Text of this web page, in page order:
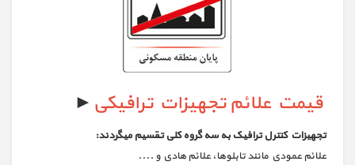
قیمت علائم تجهیزات ترافیکی ►
تجهیزات کنترل ترافیک به سه گروه کلی تقسیم میگردند:
علائم عمودي مانند تابلوها، علائم هادي و ....